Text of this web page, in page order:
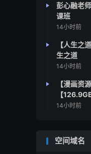
彭心融老
课班
14小时前
【人生之
生之道
14小时前
【漫画资
【126.9GB
14小时前
空间域名